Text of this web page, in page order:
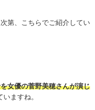
第、こちらでご紹介してい
女優の菅野美穂さんが演じ
ますね。